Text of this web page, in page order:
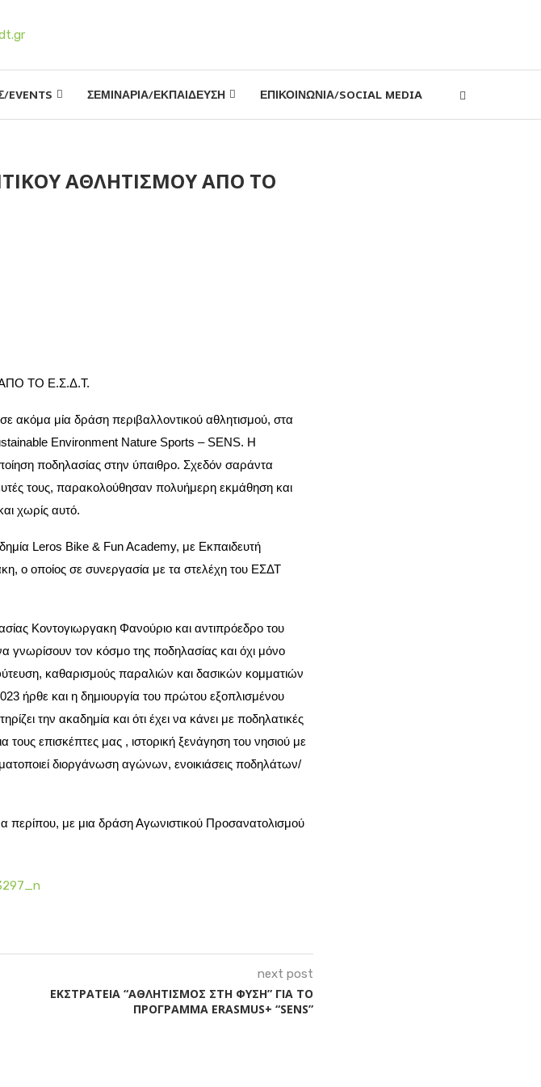
EVENTS ΣΕΜΙΝΑΡΙΑ/ΕΚΠΑΙΔΕΥΣΗ ΕΠΙΚΟΙΝΩΝΙΑ/SOCIAL MEDIA
ΑΘΛΗΤΙΣΜΟΥ ΑΠΟ ΤΟ
ΤΟ Ε.Σ.Δ.Τ.
ακόμα μία δράση περιβαλλοντικού αθλητισμού, στα
Environment Nature Sports – SENS. Η
ποδηλασίας στην ύπαιθρο. Σχεδόν σαράντα
τους, παρακολούθησαν πολυήμερη εκμάθηση και
χωρίς αυτό.
Leros Bike & Fun Academy, με Εκπαιδευτή
ο οποίος σε συνεργασία με τα στελέχη του ΕΣΔΤ
Κοντογιωργακη Φανούριο και αντιπρόεδρο του
γνωρίσουν τον κόσμο της ποδηλασίας και όχι μόνο
καθαρισμούς παραλιών και δασικών κομματιών
ήρθε και η δημιουργία του πρώτου εξοπλισμένου
την ακαδημία και ότι έχει να κάνει με ποδηλατικές
επισκέπτες μας , ιστορική ξενάγηση του νησιού με
διοργάνωση αγώνων, ενοικιάσεις ποδηλάτων/
περίπου, με μια δράση Αγωνιστικού Προσανατολισμού
next post
ΕΚΣΤΡΑΤΕΙΑ “ΑΘΛΗΤΙΣΜΟΣ ΣΤΗ ΦΥΣΗ” ΓΙΑ ΤΟ
ΠΡΟΓΡΑΜΜΑ ERASMUS+ “SENS”